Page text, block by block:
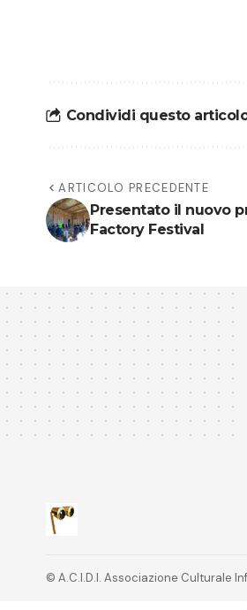
Condividi questo
ARTICOLO PRECEDENTE
Presentato il nuovo
Factory Festival
© A.C.I.D.I. Associazione Culturale